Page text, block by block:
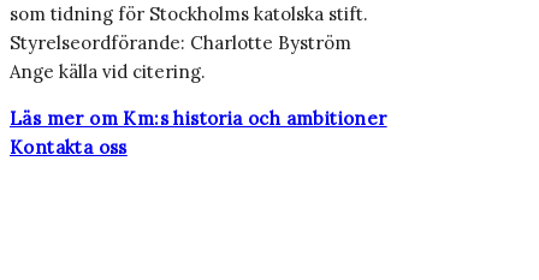
som tidning för Stockholms katolska stift.
Styrelseordförande: Charlotte Byström
Ange källa vid citering.
Läs mer om Km:s historia och ambitioner
Kontakta oss